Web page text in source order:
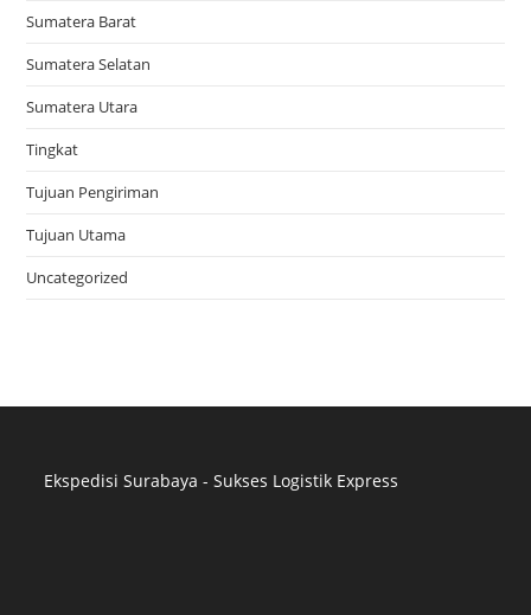
Sumatera Barat
Sumatera Selatan
Sumatera Utara
Tingkat
Tujuan Pengiriman
Tujuan Utama
Uncategorized
Ekspedisi Surabaya - Sukses Logistik Express